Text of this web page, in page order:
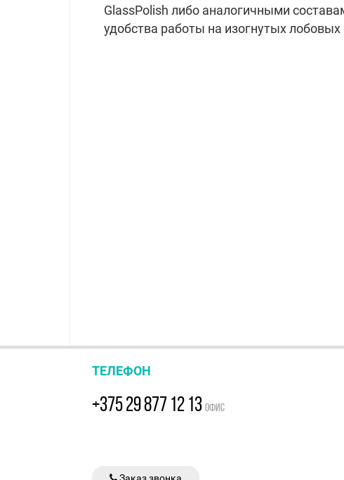
GlassPolish либо аналогичными
удобства работы на изогнутых
ТЕЛЕФОН
+375 29 877 12 13ОФИС